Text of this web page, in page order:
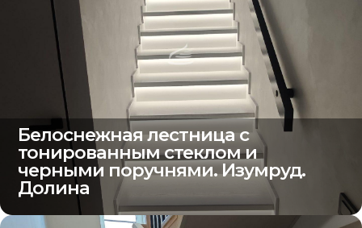
Белоснежная лестница с
тонированным стеклом и
черными поручнями. Изумруд.
Долина